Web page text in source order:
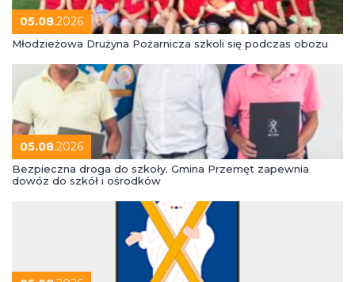
05.08.2026
Młodzieżowa Drużyna Pożarnicza szkoli się podczas obozu
05.08.2026
Bezpieczna droga do szkoły. Gmina Przemęt zapewnia
dowóz do szkół i ośrodków